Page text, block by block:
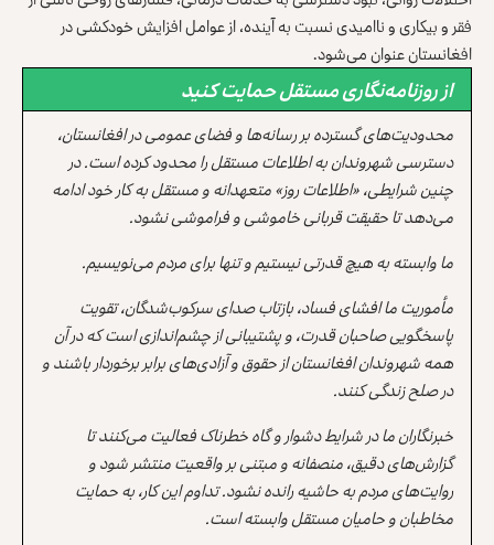
فقر و بیکاری و ناامیدی نسبت به آینده، از عوامل افزایش خودکشی در
افغانستان عنوان می‌شود.
از روزنامه‌نگاری مستقل حمایت کنید
محدودیت‌های گسترده بر رسانه‌ها و فضای عمومی در افغانستان،
دسترسی شهروندان به اطلاعات مستقل را محدود کرده است. در
چنین شرایطی، «اطلاعات روز» متعهدانه و مستقل به کار خود ادامه
می‌دهد تا حقیقت قربانی خاموشی و فراموشی نشود.
ما وابسته به هیچ قدرتی نیستیم و تنها برای مردم می‌نویسیم.
مأموریت ما افشای فساد، بازتاب صدای سرکوب‌شدگان، تقویت
پاسخگویی صاحبان قدرت، و پشتیبانی از چشم‌اندازی است که در آن
همه شهروندان افغانستان از حقوق و آزادی‌های برابر برخوردار باشند و
در صلح زندگی کنند.
خبرنگاران ما در شرایط دشوار و گاه خطرناک فعالیت می‌کنند تا
گزارش‌های دقیق، منصفانه و مبتنی بر واقعیت منتشر شود و
روایت‌های مردم به حاشیه رانده نشود. تداوم این کار، به حمایت
مخاطبان و حامیان مستقل وابسته است.